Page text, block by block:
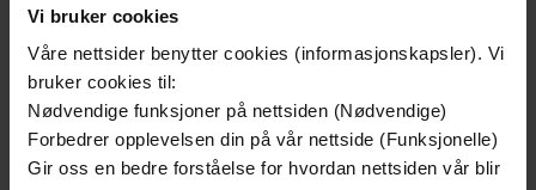
Vi bruker cookies
Våre nettsider benytter cookies (informasjonskapsler). Vi
bruker cookies til:
Nødvendige funksjoner på nettsiden (Nødvendige)
Forbedrer opplevelsen din på vår nettside (Funksjonelle)
Gir oss en bedre forståelse for hvordan nettsiden vår blir
Vinner av Rivertonprisen